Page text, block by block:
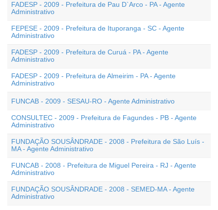
FADESP - 2009 - Prefeitura de Pau D`Arco - PA - Agente
Administrativo
FEPESE - 2009 - Prefeitura de Ituporanga - SC - Agente
Administrativo
FADESP - 2009 - Prefeitura de Curuá - PA - Agente
Administrativo
FADESP - 2009 - Prefeitura de Almeirim - PA - Agente
Administrativo
FUNCAB - 2009 - SESAU-RO - Agente Administrativo
CONSULTEC - 2009 - Prefeitura de Fagundes - PB - Agente
Administrativo
FUNDAÇÃO SOUSÂNDRADE - 2008 - Prefeitura de São Luís -
MA - Agente Administrativo
FUNCAB - 2008 - Prefeitura de Miguel Pereira - RJ - Agente
Administrativo
FUNDAÇÃO SOUSÂNDRADE - 2008 - SEMED-MA - Agente
Administrativo